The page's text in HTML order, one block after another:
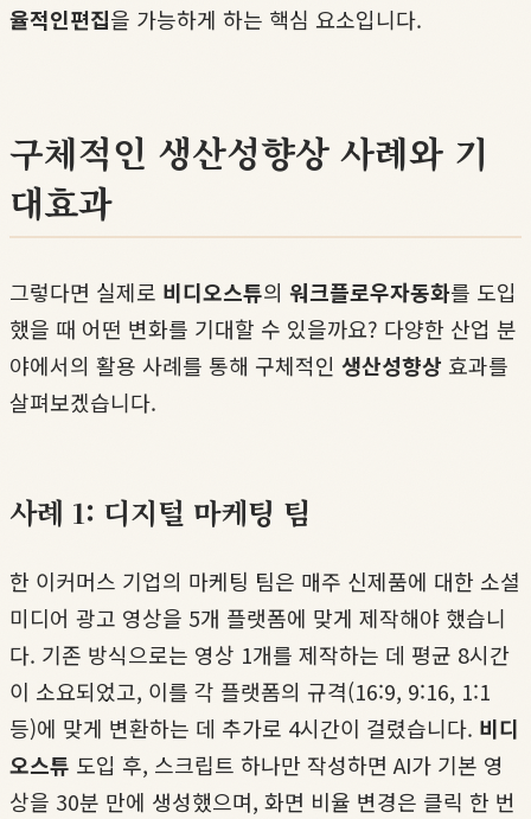
율적인편집을 가능하게 하는 핵심 요소입니다.
구체적인 생산성향상 사례와 기
대효과
그렇다면 실제로 비디오스튜의 워크플로우자동화를 도입
했을 때 어떤 변화를 기대할 수 있을까요? 다양한 산업 분
야에서의 활용 사례를 통해 구체적인 생산성향상 효과를
살펴보겠습니다.
사례 1: 디지털 마케팅 팀
한 이커머스 기업의 마케팅 팀은 매주 신제품에 대한 소셜
미디어 광고 영상을 5개 플랫폼에 맞게 제작해야 했습니
다. 기존 방식으로는 영상 1개를 제작하는 데 평균 8시간
이 소요되었고, 이를 각 플랫폼의 규격(16:9, 9:16, 1:1
등)에 맞게 변환하는 데 추가로 4시간이 걸렸습니다. 비디
오스튜 도입 후, 스크립트 하나만 작성하면 AI가 기본 영
상을 30분 만에 생성했으며, 화면 비율 변경은 클릭 한 번